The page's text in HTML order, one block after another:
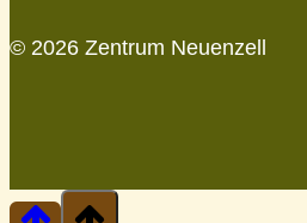
© 2026 Zentrum Neuenzell